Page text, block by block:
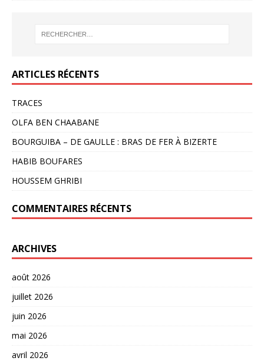
ARTICLES RÉCENTS
TRACES
OLFA BEN CHAABANE
BOURGUIBA – DE GAULLE : BRAS DE FER À BIZERTE
HABIB BOUFARES
HOUSSEM GHRIBI
COMMENTAIRES RÉCENTS
ARCHIVES
août 2026
juillet 2026
juin 2026
mai 2026
avril 2026